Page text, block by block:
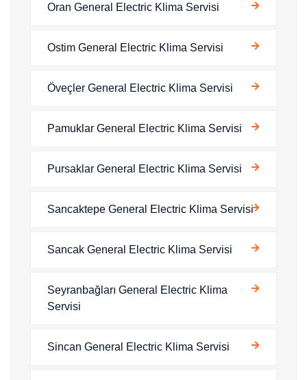
Oran General Electric Klima Servisi
Ostim General Electric Klima Servisi
Öveçler General Electric Klima Servisi
Pamuklar General Electric Klima Servisi
Pursaklar General Electric Klima Servisi
Sancaktepe General Electric Klima Servisi
Sancak General Electric Klima Servisi
Seyranbağları General Electric Klima
Servisi
Sincan General Electric Klima Servisi